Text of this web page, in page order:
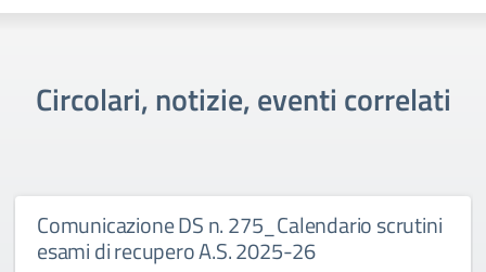
Circolari, notizie, eventi correlati
Comunicazione DS n. 275_Calendario scrutini
esami di recupero A.S. 2025-26